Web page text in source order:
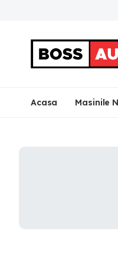
Acasa Masinile